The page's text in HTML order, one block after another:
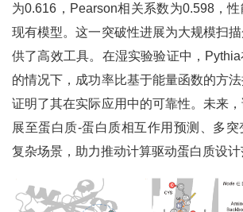
为0.616，Pearson相关系数为0.598，
现有模型。这一突破性进展为大规模扫
供了高效工具。在湿实验验证中，
的情况下，成功率比基于能量函数的方
证明了其在实际应用中的可靠性。未来
展至蛋白质-蛋白质相互作用预测、多
复杂场景，助力推动计算驱动蛋白质设计